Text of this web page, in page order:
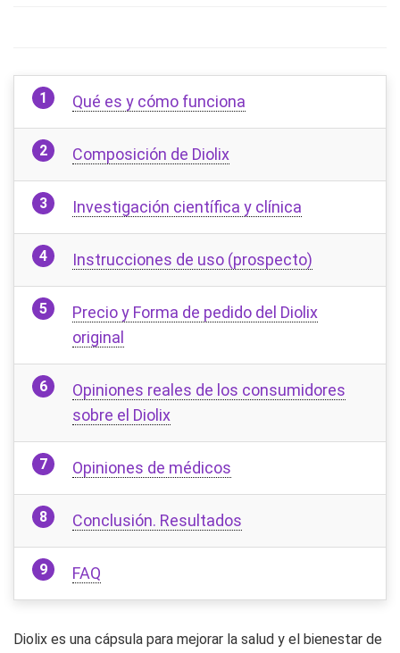
Qué es y cómo funciona
Composición de Diolix
Investigación científica y clínica
Instrucciones de uso (prospecto)
Precio y Forma de pedido del Diolix
original
Opiniones reales de los consumidores
sobre el Diolix
Opiniones de médicos
Conclusión. Resultados
FAQ
Diolix es una cápsula para mejorar la salud y el bienestar de